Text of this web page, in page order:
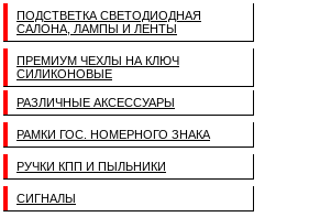
ПОДСТВЕТКА СВЕТОДИОДНАЯ
САЛОНА, ЛАМПЫ И ЛЕНТЫ
ПРЕМИУМ ЧЕХЛЫ НА КЛЮЧ
СИЛИКОНОВЫЕ
РАЗЛИЧНЫЕ АКСЕССУАРЫ
РАМКИ ГОС. НОМЕРНОГО ЗНАКА
РУЧКИ КПП И ПЫЛЬНИКИ
СИГНАЛЫ